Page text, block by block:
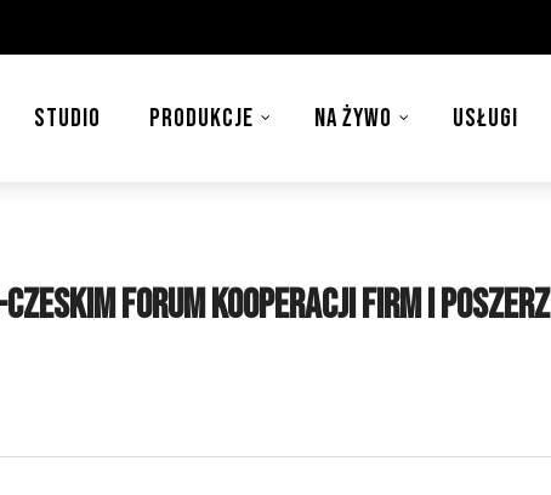
STUDIO PRODUKCJE NA ŻYWO USŁUGI
Forum Kooperacji Firm i Poszerz